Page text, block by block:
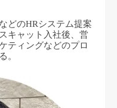
どのHRシステム提案
キャット入社後、営
ティングなどのプロ
。